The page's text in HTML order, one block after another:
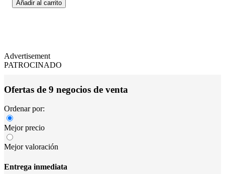
Añadir al carrito
Advertisement
PATROCINADO
Ofertas de 9 negocios de venta
Ordenar por:
Mejor precio
Mejor valoración
Entrega inmediata